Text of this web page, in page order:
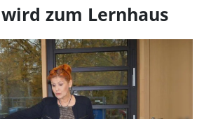
zum Lernhaus